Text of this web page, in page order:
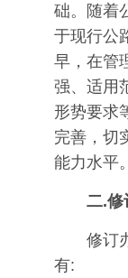
础。随着
于现行公
早，在管
强、适用
形势要求
完善，切
能力水平。
二.修
修订
有: